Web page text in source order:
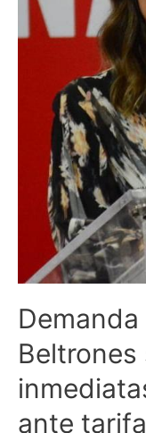
Beltrones
ante
permanentes
eléctricas